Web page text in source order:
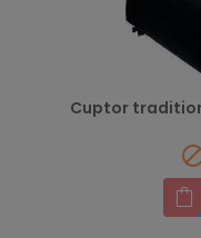
Cuptor